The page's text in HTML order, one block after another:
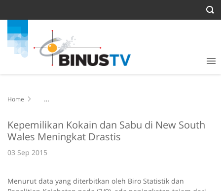
Home
Kepemilikan Kokain dan Sabu di New South
Wales Meningkat Drastis
03 Sep 2015
Menurut data yang diterbitkan oleh Biro Statistik dan